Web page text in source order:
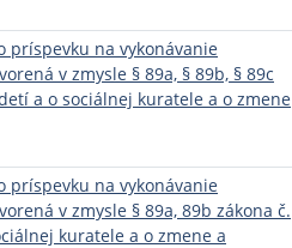
príspevku na vykonávanie
v zmysle § 89a, § 89b, § 89c
a o sociálnej kuratele a o zmene
príspevku na vykonávanie
v zmysle § 89a, 89b zákona č.
kuratele a o zmene a